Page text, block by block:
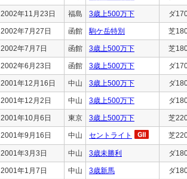
2002年11月23日 福島 3歳上500万下 ダ
2002年7月27日 函館 駒ケ岳特別 芝
2002年7月7日 函館 3歳上500万下 芝
2002年6月23日 函館 3歳上500万下 ダ
2001年12月16日 中山 3歳上500万下 ダ
2001年12月2日 中山 3歳上500万下 ダ
2001年10月6日 東京 3歳上500万下 芝
2001年9月16日 中山 セントライト 芝
2001年3月3日 中山 3歳未勝利 ダ
2001年1月7日 中山 3歳新馬 ダ